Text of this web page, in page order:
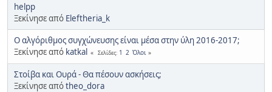
helpp
Ξεκίνησε από Eleftheria_k
Ο αλγόριθμος συγχώνευσης είναι μέσα στην ύλη 2016-2017;
Ξεκίνησε από katkal Σελίδες 1 2 Όλοι
Στοίβα και Ουρά - Θα πέσουν ασκήσεις;
Ξεκίνησε απόtheo_dora